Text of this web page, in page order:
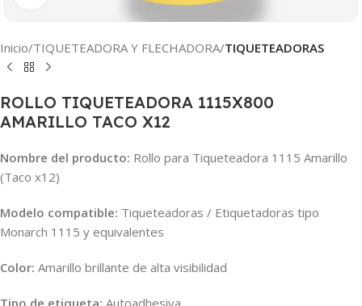
Inicio TIQUETEADORA Y FLECHADORA TIQUETEADORAS
ROLLO TIQUETEADORA 1115X800
AMARILLO TACO X12
Nombre del producto: Rollo para Tiqueteadora 1115 Amarillo
(Taco x12)
Modelo compatible: Tiqueteadoras / Etiquetadoras tipo
Monarch 1115 y equivalentes
Color: Amarillo brillante de alta visibilidad
Tipo de etiqueta: Autoadhesiva